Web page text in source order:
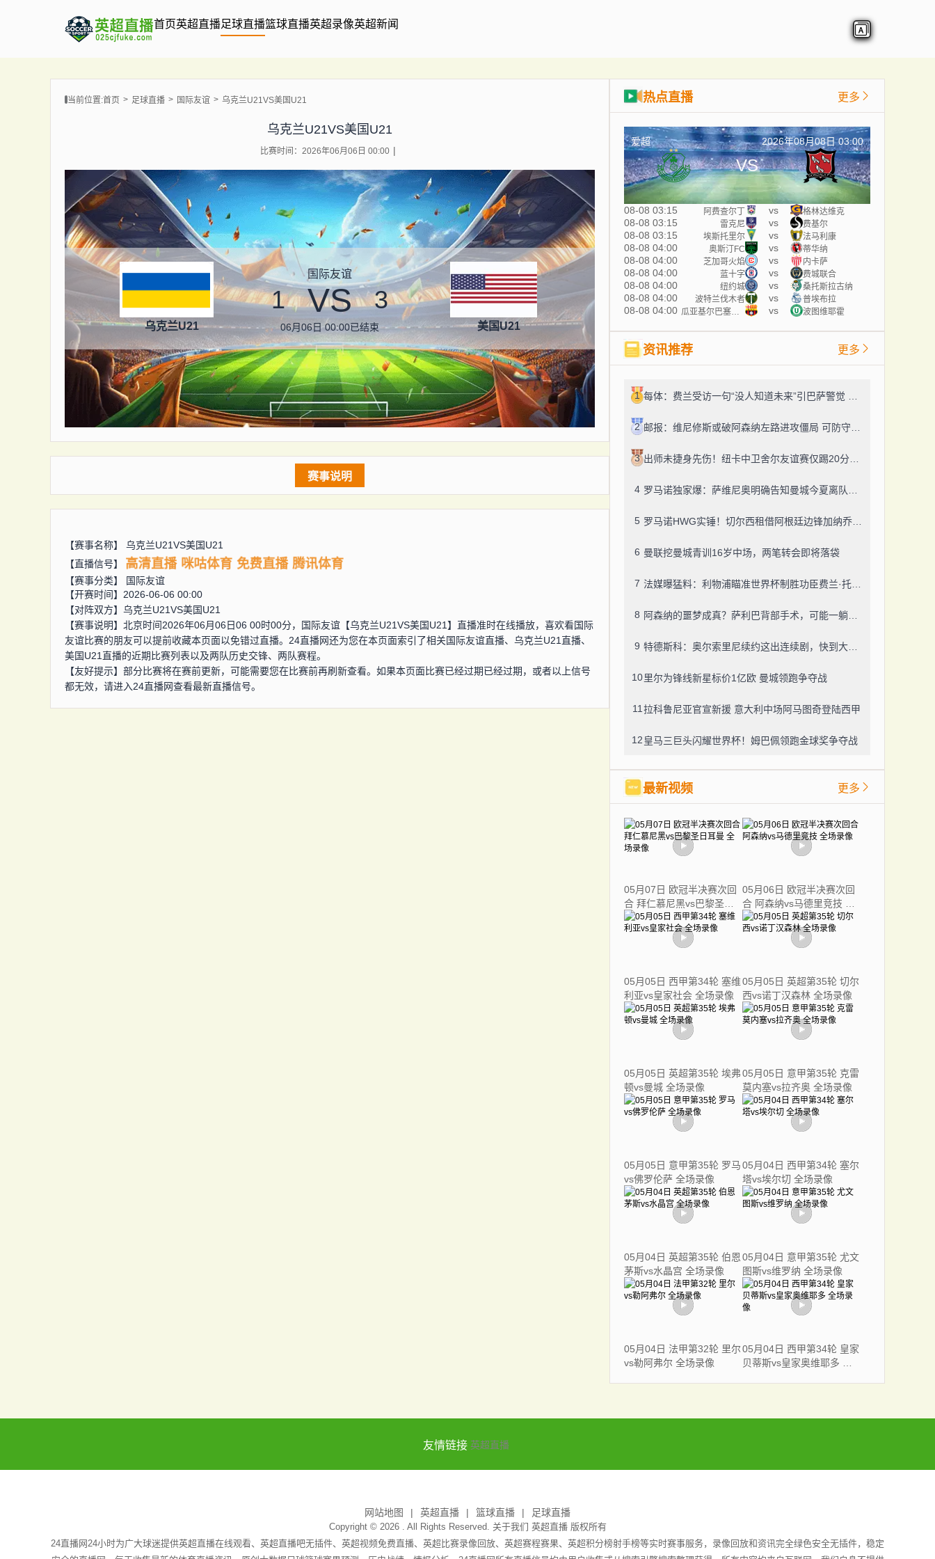
首页英超直播足球直播篮球直播英超录像英超新闻
当前位置:首页 足球直播 国际友谊 乌克兰U21VS美国U21
乌克兰U21VS美国U21
比赛时间：2026年06月06日 00:00
乌克兰U21
国际友谊
1 VS 3
06月06日 00:00已结束 美国U21
赛事说明
【赛事名称】 乌克兰U21VS美国U21
【直播信号】
高清直播 咪咕体育 免费直播 腾讯体育
【赛事分类】
国际友谊
【开赛时间】2026-06-06 00:00
【对阵双方】 乌克兰U21VS美国U21
【赛事说明】北京时间2026年06月06日06 00时00分，国际友谊【乌克兰U21VS美国U21】直播准时在线播放，喜欢看国际
友谊比赛的朋友可以提前收藏本页面以免错过直播。24直播网还为您在本页面索引了相关国际友谊直播、乌克兰U21直播、
美国U21直播的近期比赛列表以及两队历史交锋、两队赛程。
【友好提示】部分比赛将在赛前更新，可能需要您在比赛前再刷新查看。如果本页面比赛已经过期已经过期，或者以上信号
都无效，请进入24直播网查看最新直播信号。
热点直播 更多
爱超 2026年08月08日 03:00
VS
08-08 03:15 阿费查尔丁 vs 格林达维克
08-08 03:15 雷克尼 vs 费基尔
08-08 03:15 埃斯托里尔 vs 法马利康
08-08 04:00 奥斯汀FC vs 蒂华纳
08-08 04:00 芝加哥火焰 vs 内卡萨
08-08 04:00 蓝十字 vs 费城联合
08-08 04:00 纽约城 vs 桑托斯拉古纳
08-08 04:00 波特兰伐木者 vs 普埃布拉
08-08 04:00 vs 波图维耶霍
资讯推荐 更多
1
2
3
4
5
6 曼联挖曼城青训16岁中场，两笔转会即将落袋
7
8
9
10里尔为锋线新星标价1亿欧 曼城领跑争夺战
11 拉科鲁尼亚官宣新援 意大利中场阿马图奇登陆西甲
12皇马三巨头闪耀世界杯！姆巴佩领跑金球奖争夺战
最新视频 更多
05月07日 欧冠半决赛次回
合 拜仁慕尼黑vs巴黎圣日
耳曼 全场录像
05月06日 欧冠半决赛次回
合 阿森纳vs马德里竞技 全
场录像
05月05日 西甲第34轮 塞维
利亚vs皇家社会 全场录像
05月05日 英超第35轮 切尔
西vs诺丁汉森林 全场录像
05月05日 英超第35轮 埃弗
顿vs曼城 全场录像
05月05日 意甲第35轮 克雷
莫内塞vs拉齐奥 全场录像
05月05日 意甲第35轮 罗马
vs佛罗伦萨 全场录像
05月04日 西甲第34轮 塞尔
塔vs埃尔切 全场录像
05月04日 英超第35轮 伯恩
茅斯vs水晶宫 全场录像
05月04日 意甲第35轮 尤文
图斯vs维罗纳 全场录像
05月04日 法甲第32轮 里尔
vs勒阿弗尔 全场录像
05月04日 西甲第34轮 皇家
贝蒂斯vs皇家奥维耶多 全
友情链接 英超直播
网站地图 英超直播 篮球直播 足球直播
Copyright © 2026 . All Rights Reserved. 关于我们 英超直播版权所有
24直播网24小时为广大球迷提供英超直播在线观看、英超直播吧无插件、英超视频免费直播、英超比赛录像回放、英超赛程赛果、英超积分榜射手榜等实时赛事服务，录像回放和资讯完全绿色安全无插件，稳定